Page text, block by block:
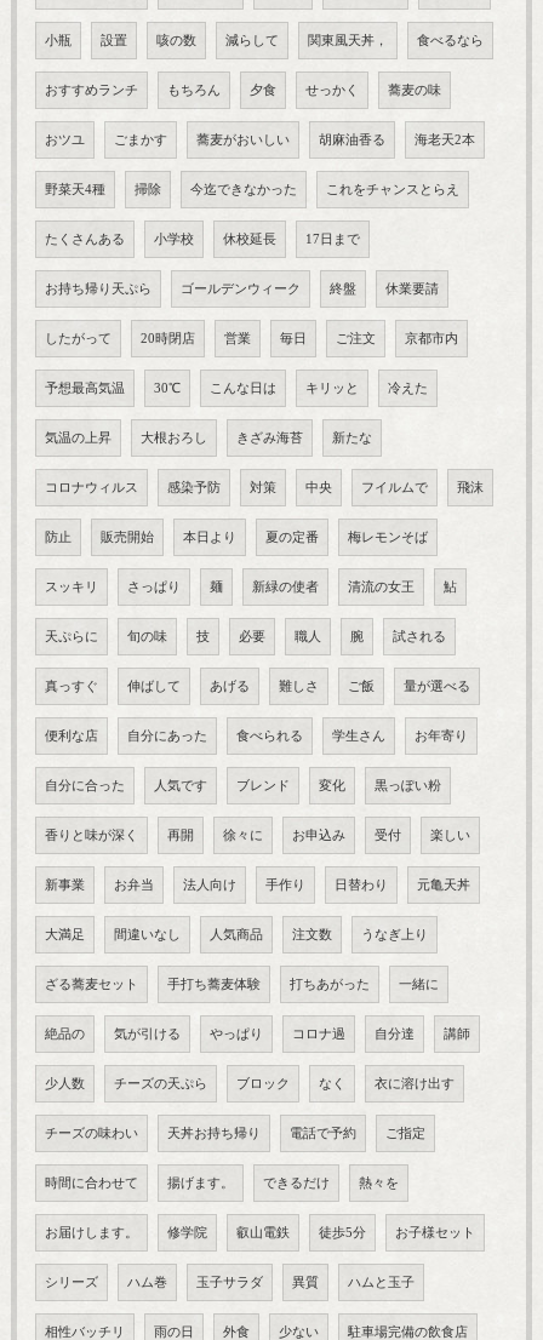
小瓶 設置 咳の数 減らして 関東風天丼， 食べるなら
おすすめランチ もちろん 夕食 せっかく 蕎麦の味
おツユ ごまかす 蕎麦がおいしい 胡麻油香る 海老天2本
野菜天4種 掃除 今迄できなかった これをチャンスとらえ
たくさんある 小学校 休校延長 17日まで
お持ち帰り天ぷら ゴールデンウィーク 終盤 休業要請
したがって 20時閉店 営業 毎日 ご注文 京都市内
予想最高気温 30℃ こんな日は キリッと 冷えた
気温の上昇 大根おろし きざみ海苔 新たな
コロナウィルス 感染予防 対策 中央 フイルムで 飛沫
防止 販売開始 本日より 夏の定番 梅レモンそば
スッキリ さっぱり 麺 新緑の使者 清流の女王 鮎
天ぷらに 旬の味 技 必要 職人 腕 試される
真っすぐ 伸ばして あげる 難しさ ご飯 量が選べる
便利な店 自分にあった 食べられる 学生さん お年寄り
自分に合った 人気です ブレンド 変化 黒っぽい粉
香りと味が深く 再開 徐々に お申込み 受付 楽しい
新事業 お弁当 法人向け 手作り 日替わり 元亀天丼
大満足 間違いなし 人気商品 注文数 うなぎ上り
ざる蕎麦セット 手打ち蕎麦体験 打ちあがった 一緒に
絶品の 気が引ける やっぱり コロナ過 自分達 講師
少人数 チーズの天ぷら ブロック なく 衣に溶け出す
チーズの味わい 天丼お持ち帰り 電話で予約 ご指定
時間に合わせて 揚げます。 できるだけ 熱々を
お届けします。 修学院 叡山電鉄 徒歩5分 お子様セット
シリーズ ハム巻 玉子サラダ 異質 ハムと玉子
相性バッチリ 雨の日 外食 少ない 駐車場完備の飲食店